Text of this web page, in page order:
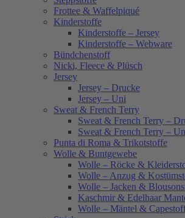
Frottee & Waffelpiqué
Kinderstoffe
Kinderstoffe – Jersey
Kinderstoffe – Webware
Bündchenstoff
Nicki, Fleece & Plüsch
Jersey
Jersey – Drucke
Jersey – Uni
Sweat & French Terry
Sweat & French Terry –
Sweat & French Terry –
Punta di Roma & Trikotstoffe
Wolle & Buntgewebe
Wolle – Röcke &
Wolle – Anzug &
Wolle – Jacken &
Kaschmir & Edelhaar
Wolle – Mäntel &